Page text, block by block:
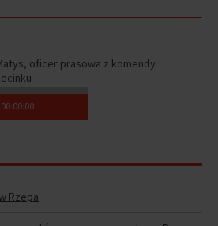
oficer prasowa z komendy
00:00:00
Rzepa